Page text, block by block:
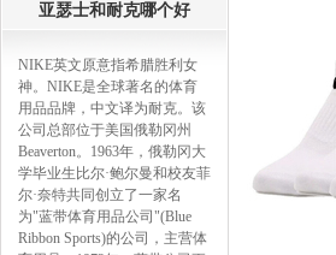
亚瑟士和耐克哪个好
NIKE英文原意指希腊胜利女
神。NIKE是全球著名的体育
用品品牌，中文译为耐克。该
公司总部位于美国俄勒冈州
Beaverton。1963年，俄勒冈大
学毕业生比尔·鲍尔曼和校友菲
尔·奈特共同创立了一家名
为"蓝带体育用品公司"(Blue
Ribbon Sports)的公司，主营体